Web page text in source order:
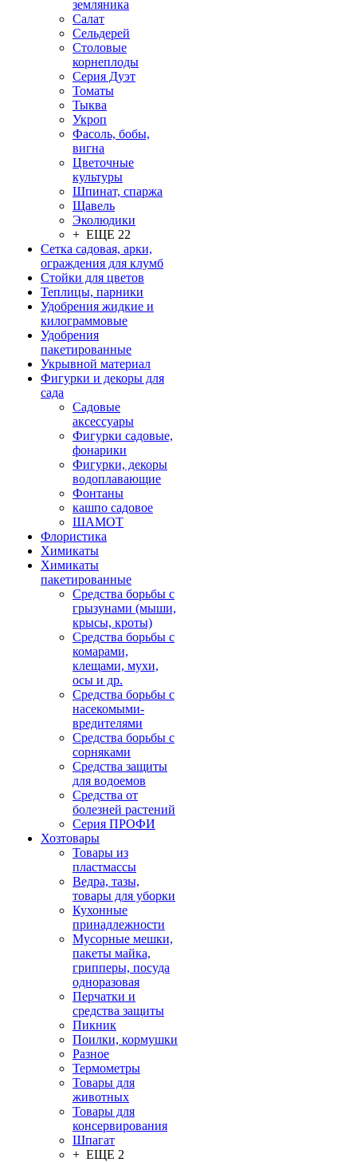
земляника
Салат
Сельдерей
Столовые
корнеплоды
Серия Дуэт
Томаты
Тыква
Укроп
Фасоль, бобы,
вигна
Цветочные
культуры
Шпинат, спаржа
Щавель
Эколюдики
+ ЕЩЕ 22
Сетка садовая, арки,
ограждения для клумб
Стойки для цветов
Теплицы, парники
Удобрения жидкие и
килограммовые
Удобрения
пакетированные
Укрывной материал
Фигурки и декоры для
сада
Садовые
аксессуары
Фигурки садовые,
фонарики
Фигурки, декоры
водоплавающие
Фонтаны
кашпо садовое
ШАМОТ
Флористика
Химикаты
Химикаты
пакетированные
Средства борьбы с
грызунами (мыши,
крысы, кроты)
Средства борьбы с
комарами,
клещами, мухи,
осы и др.
Средства борьбы с
насекомыми-
вредителями
Средства борьбы с
сорняками
Средства защиты
для водоемов
Средства от
болезней растений
Серия ПРОФИ
Хозтовары
Товары из
пластмассы
Ведра, тазы,
товары для уборки
Кухонные
принадлежности
Мусорные мешки,
пакеты майка,
грипперы, посуда
одноразовая
Перчатки и
средства защиты
Пикник
Поилки, кормушки
Разное
Термометры
Товары для
животных
Товары для
консервирования
Шпагат
+ ЕЩЕ 2